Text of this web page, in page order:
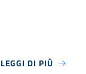
LEGGI DI PIÙ